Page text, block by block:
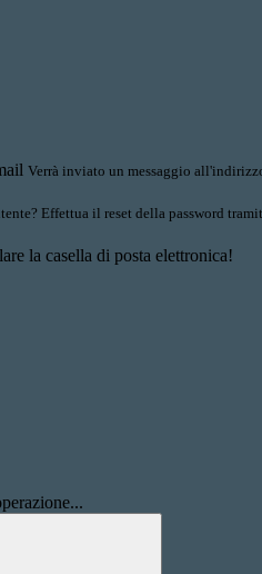
Verrà inviato un messaggio
Effettua il reset della password
la casella di posta elettronica!